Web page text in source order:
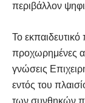
περιβάλλον
Το
προχωρημένες
γνώσεις
εντός του
των συνθηκών